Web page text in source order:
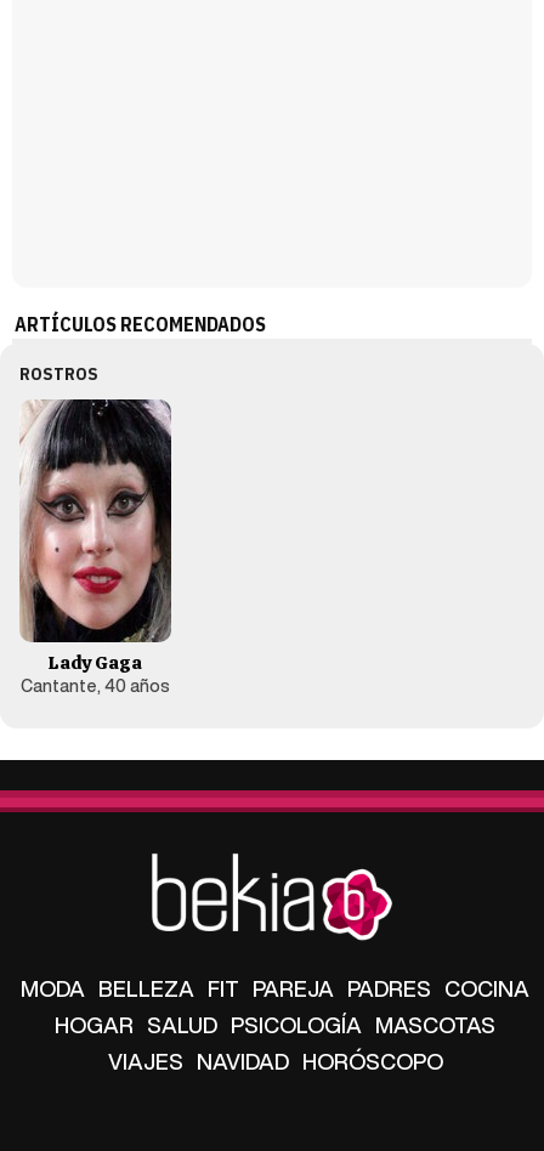
ARTÍCULOS RECOMENDADOS
ROSTROS
Lady Gaga
Cantante, 40 años
MODA BELLEZA FIT PAREJA PADRES COCINA
HOGAR SALUD PSICOLOGÍA MASCOTAS
VIAJES NAVIDAD HORÓSCOPO